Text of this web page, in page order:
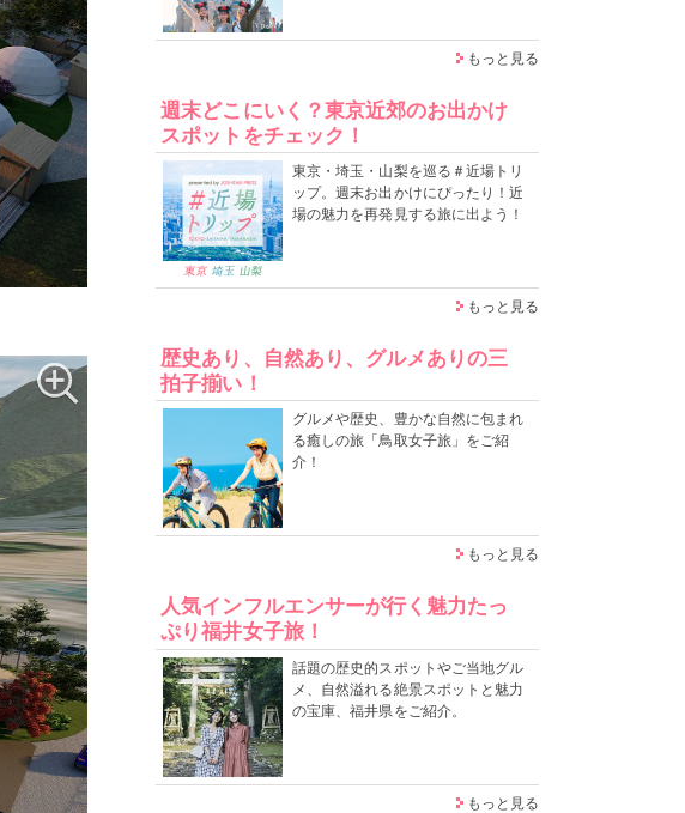
もっと見る
週末どこにいく？東京近郊のお出かけ
スポットをチェック！
東京・埼玉・山梨を巡る＃近場トリ
ップ。週末お出かけにぴったり！近
場の魅力を再発見する旅に出よう！
もっと見る
歴史あり、自然あり、グルメありの三
拍子揃い！
グルメや歴史、豊かな自然に包まれ
る癒しの旅「鳥取女子旅」をご紹
介！
もっと見る
人気インフルエンサーが行く魅力たっ
ぷり福井女子旅！
話題の歴史的スポットやご当地グル
メ、自然溢れる絶景スポットと魅力
の宝庫、福井県をご紹介。
もっと見る